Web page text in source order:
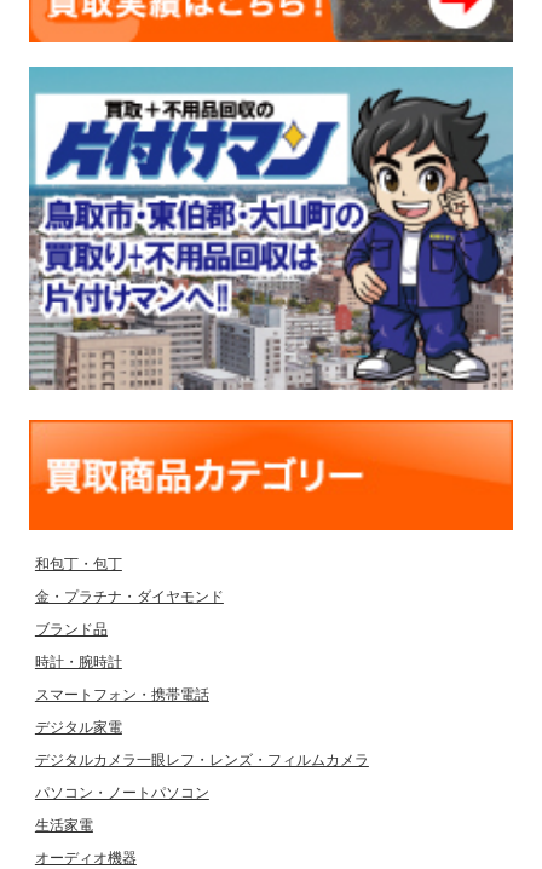
和包丁・包丁
金・プラチナ・ダイヤモンド
ブランド品
時計・腕時計
スマートフォン・携帯電話
デジタル家電
デジタルカメラ一眼レフ・レンズ・フィルムカメラ
パソコン・ノートパソコン
生活家電
オーディオ機器